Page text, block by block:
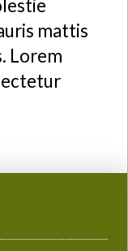
mattis
Lorem